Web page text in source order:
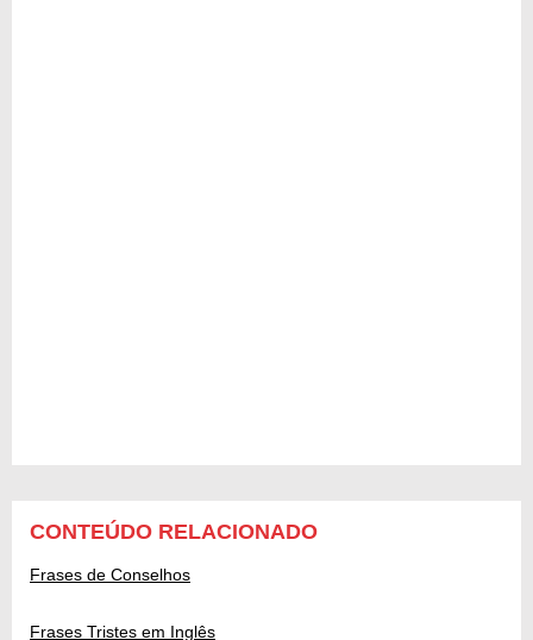
CONTEÚDO RELACIONADO
Frases de Conselhos
Frases Tristes em Inglês